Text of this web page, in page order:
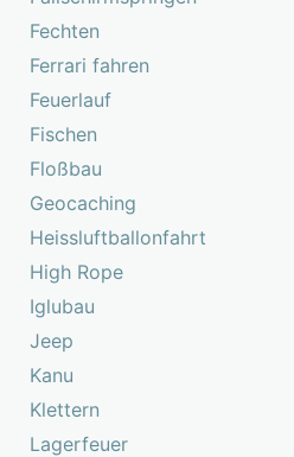
Fechten
Ferrari fahren
Feuerlauf
Fischen
Floßbau
Geocaching
Heissluftballonfahrt
High Rope
Iglubau
Jeep
Kanu
Klettern
Lagerfeuer